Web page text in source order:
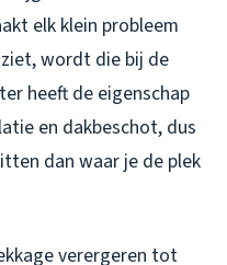
elk klein probleem
wordt die bij de
heeft de eigenschap
en dakbeschot, dus
dan waar je de plek
verergeren tot